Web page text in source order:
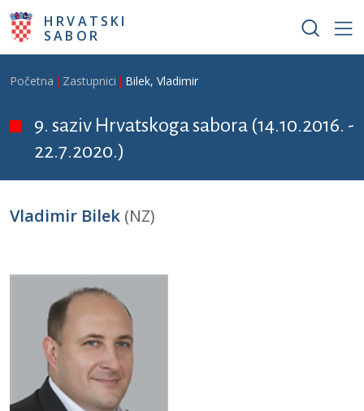
Skoči na glavni sadržaj
HRVATSKI
SABOR
Breadcrumb
Početna Zastupnici Bilek, Vladimir
9. saziv Hrvatskoga sabora (14.10.2016. -
22.7.2020.)
Vladimir Bilek (NZ)